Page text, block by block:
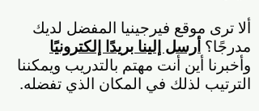
ألا ترى موقع فيرجينيا المفضل لديك
مدرجًا؟ أرسل إلينا بريدًا إلكترونيًا
وأخبرنا أين أنت مهتم بالتدريب ويمكننا
الترتيب لذلك في المكان الذي تفضله.